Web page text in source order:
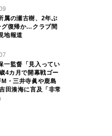
属の瀬古樹、2年ぶ
グ復帰か…クラブ間
地報道
一監督「見入ってい
4カ月で開幕戦ゴー
・三井寺眞や鹿島
田湊海に言及「非常